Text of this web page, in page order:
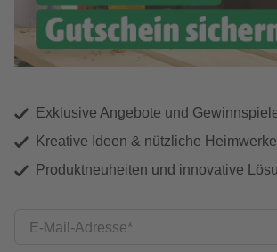
Exklusive Angebote und
Kreative Ideen & nützliche
Produktneuheiten und innovative
E-Mail-Adresse